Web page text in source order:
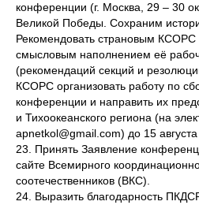
конференции (г. Москва, 29 – 30
Великой Победы. Сохраним
Рекомендовать страновым КСОРС
смысловым наполнением её
(рекомендаций секций и
КСОРС организовать работу по
конференции и направить их
и Тихоокеанского региона (на
apnetkol@gmail.com) до 15 августа
23. Принять Заявление
сайте Всемирного
соотечественников (ВКС).
24. Выразить благодарность